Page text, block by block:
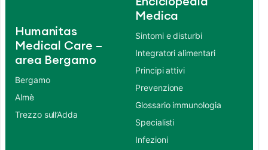
Humanitas
Medical Care –
area Bergamo
Bergamo
Almè
Trezzo sull’Adda
Medica
Sintomi e disturbi
Integratori alimentari
Principi attivi
Prevenzione
Glossario immunologia
Specialisti
Infezioni